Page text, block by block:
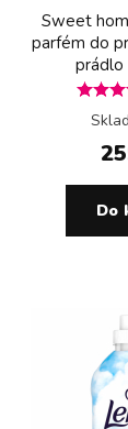
Sweet
parfém do
prádlo
Do